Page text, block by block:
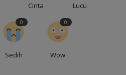
Cinta Lucu
Sedih
0
Wow
0